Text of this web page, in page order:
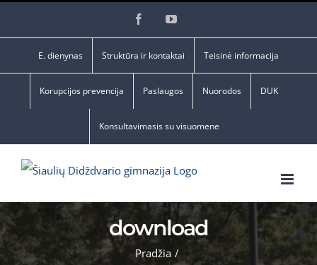
FacebookYouTube
E. dienynas Struktūra ir kontaktai Teisinė informacija
Korupcijos prevencija Paslaugos Nuorodos DUK
Konsultavimasis su visuomene
download
Pradžia /